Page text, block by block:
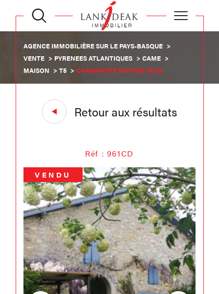
AGENCE IMMOBILIÈRE SUR LE PAYS-BASQUE
VENTE
PYRENEES ATLANTIQUES
CAME
MAISON
T5 CHARMANTE BATISSE 162 M
Retour aux résultats
Réf : 961CD
VENDU